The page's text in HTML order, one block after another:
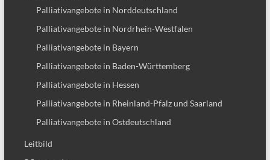
Palliativangebote in Norddeutschland
Palliativangebote in Nordrhein-Westfalen
Palliativangebote in Bayern
Palliativangebote in Baden-Württemberg
Palliativangebote in Hessen
Palliativangebote in Rheinland-Pfalz und Saarland
Palliativangebote in Ostdeutschland
Leitbild